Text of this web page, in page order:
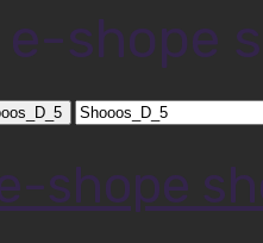
e-shope
shope